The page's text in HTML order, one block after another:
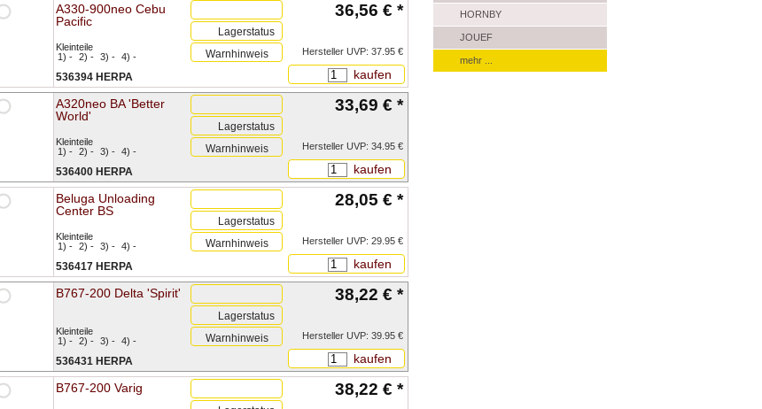
A330-900neo Cebu
Pacific
Kleinteile
1) - 2) - 3) - 4) -
Lagerstatus
Warnhinweis
36,56 € *
Hersteller UVP: 37.95 €
kaufen
536394 HERPA
A320neo BA 'Better
World'
Kleinteile
1) - 2) - 3) - 4) -
Lagerstatus
Warnhinweis
33,69 € *
Hersteller UVP: 34.95 €
kaufen
536400 HERPA
Beluga Unloading
Center BS
Kleinteile
1) - 2) - 3) - 4) -
Lagerstatus
Warnhinweis
28,05 € *
Hersteller UVP: 29.95 €
kaufen
536417 HERPA
B767-200 Delta 'Spirit'
Kleinteile
1) - 2) - 3) - 4) -
Lagerstatus
Warnhinweis
38,22 € *
Hersteller UVP: 39.95 €
kaufen
536431 HERPA
B767-200 Varig 38,22 € *
HORNBY
JOUEF
mehr ...